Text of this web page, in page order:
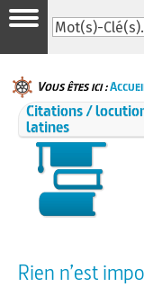
Vous êtes ici :
Citations /
latines
Rien n’est